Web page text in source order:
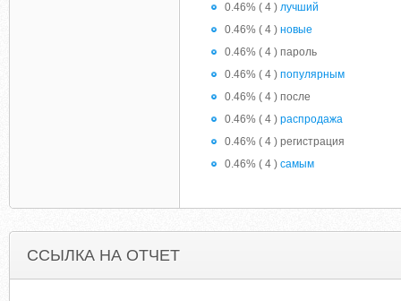
0.46% ( 4 ) лучший
0.46% ( 4 ) новые
0.46% ( 4 ) пароль
0.46% ( 4 ) популярным
0.46% ( 4 ) после
0.46% ( 4 ) распродажа
0.46% ( 4 ) регистрация
0.46% ( 4 ) самым
ССЫЛКА НА ОТЧЕТ